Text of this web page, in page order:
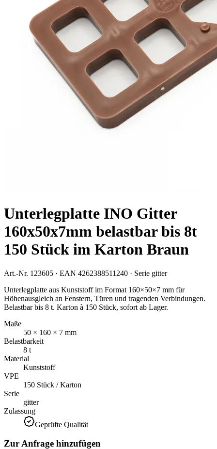
Unterlegplatte INO Gitter
160x50x7mm belastbar bis 8t
150 Stück im Karton Braun
Art.-Nr. 123605 · EAN 4262388511240 · Serie gitter
Unterlegplatte aus Kunststoff im Format 160×50×7 mm für
Höhenausgleich an Fenstern, Türen und tragenden Verbindungen.
Belastbar bis 8 t. Karton à 150 Stück, sofort ab Lager.
Maße
50 × 160 × 7 mm
Belastbarkeit
8 t
Material
Kunststoff
VPE
150 Stück / Karton
Serie
gitter
Zulassung
Geprüfte Qualität
Zur Anfrage hinzufügen